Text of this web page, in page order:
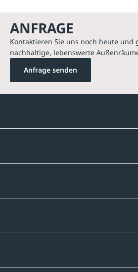
ANFRAGE
Kontaktieren Sie uns noch heute und
nachhaltige, lebenswerte
Anfrage senden